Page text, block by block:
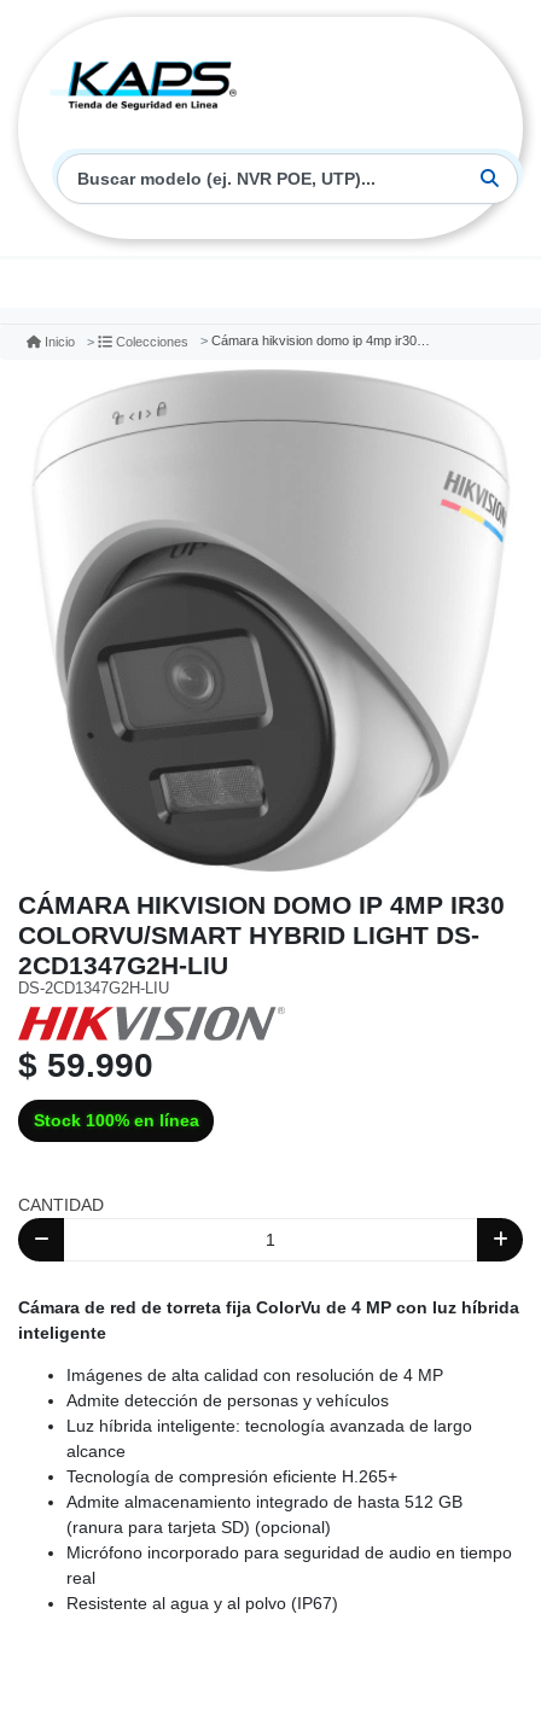
Inicio Colecciones Cámara hikvision domo ip 4mp ir30 colorvu/smart hybrid light ds-2cd1347g2h-liu
CÁMARA HIKVISION DOMO IP 4MP IR30
COLORVU/SMART HYBRID LIGHT DS-
2CD1347G2H-LIU
DS-2CD1347G2H-LIU
$ 59.990
Stock 100% en línea
CANTIDAD
Cámara de red de torreta fija ColorVu de 4 MP con luz híbrida
inteligente
Imágenes de alta calidad con resolución de 4 MP
Admite detección de personas y vehículos
Luz híbrida inteligente: tecnología avanzada de largo
alcance
Tecnología de compresión eficiente H.265+
Admite almacenamiento integrado de hasta 512 GB
(ranura para tarjeta SD) (opcional)
Micrófono incorporado para seguridad de audio en tiempo
real
Resistente al agua y al polvo (IP67)